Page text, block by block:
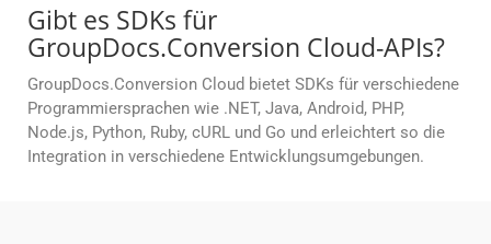
Gibt es SDKs für
GroupDocs.Conversion Cloud-APIs?
GroupDocs.Conversion Cloud bietet SDKs für verschiedene
Programmiersprachen wie .NET, Java, Android, PHP,
Node.js, Python, Ruby, cURL und Go und erleichtert so die
Integration in verschiedene Entwicklungsumgebungen.